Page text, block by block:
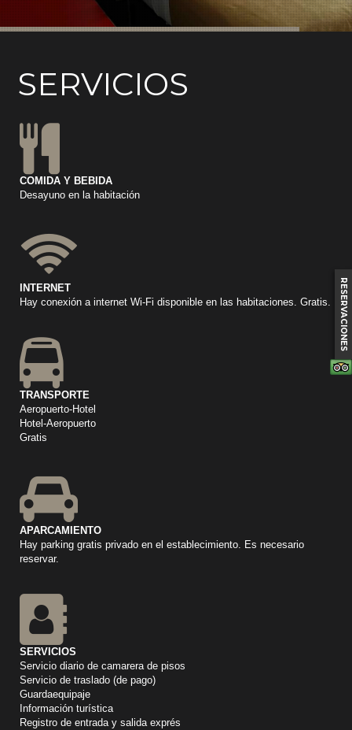
SERVICIOS
COMIDA Y BEBIDA
Desayuno en la habitación
INTERNET
Hay conexión a internet Wi-Fi disponible en las habitaciones. Gratis.
TRANSPORTE
Aeropuerto-Hotel
Hotel-Aeropuerto
Gratis
APARCAMIENTO
Hay parking gratis privado en el establecimiento. Es necesario
reservar.
SERVICIOS
Servicio diario de camarera de pisos
Servicio de traslado (de pago)
Guardaequipaje
Información turística
Registro de entrada y salida exprés
RESERVACIONES